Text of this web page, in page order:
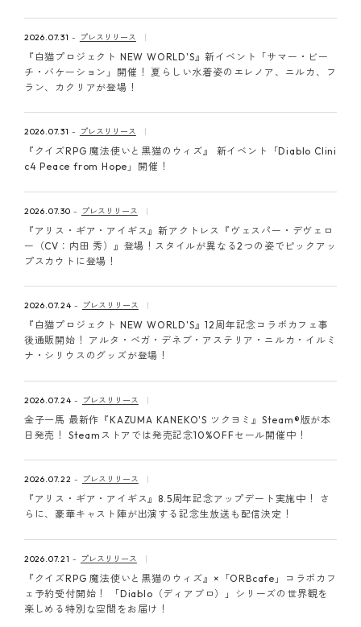
2026.07.31 プレスリリース
『白猫プロジェクト NEW WORLD'S』新イベント「サマー・ビー
チ・バケーション」開催！ 夏らしい水着姿のエレノア、ニルカ、フ
ラン、カクリアが登場！
2026.07.31 プレスリリース
『クイズRPG 魔法使いと黒猫のウィズ』 新イベント「Diablo Clini
c4 Peace from Hope」開催！
2026.07.30 プレスリリース
『アリス・ギア・アイギス』新アクトレス『ヴェスパー・デヴェロ
ー（CV：内田 秀）』登場！スタイルが異なる2つの姿でピックアッ
プスカウトに登場！
2026.07.24 プレスリリース
『白猫プロジェクト NEW WORLD'S』12周年記念コラボカフェ事
後通販開始！ アルタ・ベガ・デネブ・アステリア・ニルカ・イルミ
ナ・シリウスのグッズが登場！
2026.07.24 プレスリリース
金子一馬 最新作『KAZUMA KANEKO'S ツクヨミ』Steam®版が本
日発売！ Steamストアでは発売記念10%OFFセール開催中！
2026.07.22 プレスリリース
『アリス・ギア・アイギス』8.5周年記念アップデート実施中！ さ
らに、豪華キャスト陣が出演する記念生放送も配信決定！
2026.07.21 プレスリリース
『クイズRPG 魔法使いと黒猫のウィズ』×「ORBcafe」コラボカフ
ェ予約受付開始！ 「Diablo（ディアブロ）」シリーズの世界観を
楽しめる特別な空間をお届け！